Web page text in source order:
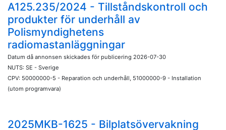
A125.235/2024 - Tillståndskontroll och
produkter för underhåll av
Polismyndighetens
radiomastanläggningar
Datum då annonsen skickades för publicering 2026-07-30
NUTS: SE - Sverige
CPV: 50000000-5 - Reparation och underhåll, 51000000-9 - Installation
(utom programvara)
2025MKB-1625 - Bilplatsövervakning